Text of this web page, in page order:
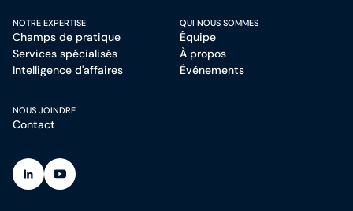
NOTRE EXPERTISE
Champs de pratique
Services spécialisés
Intelligence d'affaires
QUI NOUS SOMMES
Équipe
À propos
Événements
NOUS JOINDRE
Contact
(Ouvre dans un nouvel onglet)
(Ouvre dans un nouvel onglet)